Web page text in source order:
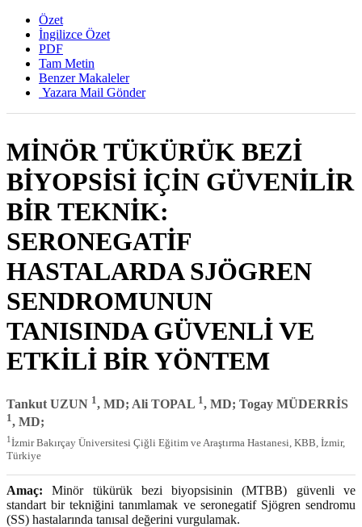
Özet
İngilizce Özet
PDF
Tam Metin
Benzer Makaleler
Yazara Mail Gönder
MİNÖR TÜKÜRÜK BEZİ
BİYOPSİSİ İÇİN GÜVENİLİR
BİR TEKNİK:
SERONEGATİF
HASTALARDA SJÖGREN
SENDROMUNUN
TANISINDA GÜVENLİ VE
ETKİLİ BİR YÖNTEM
Tankut UZUN 1, MD; Ali TOPAL 1, MD; Togay MÜDERRİS
1, MD;
1İzmir Bakırçay Üniversitesi Çiğli Eğitim ve Araştırma Hastanesi, KBB, İzmir,
Türkiye
Amaç: Minör tükürük bezi biyopsisinin (MTBB) güvenli ve
standart bir tekniğini tanımlamak ve seronegatif Sjögren sendromu
(SS) hastalarında tanısal değerini vurgulamak.